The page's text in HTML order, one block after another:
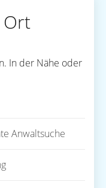
In der Nähe oder
Anwaltsuche